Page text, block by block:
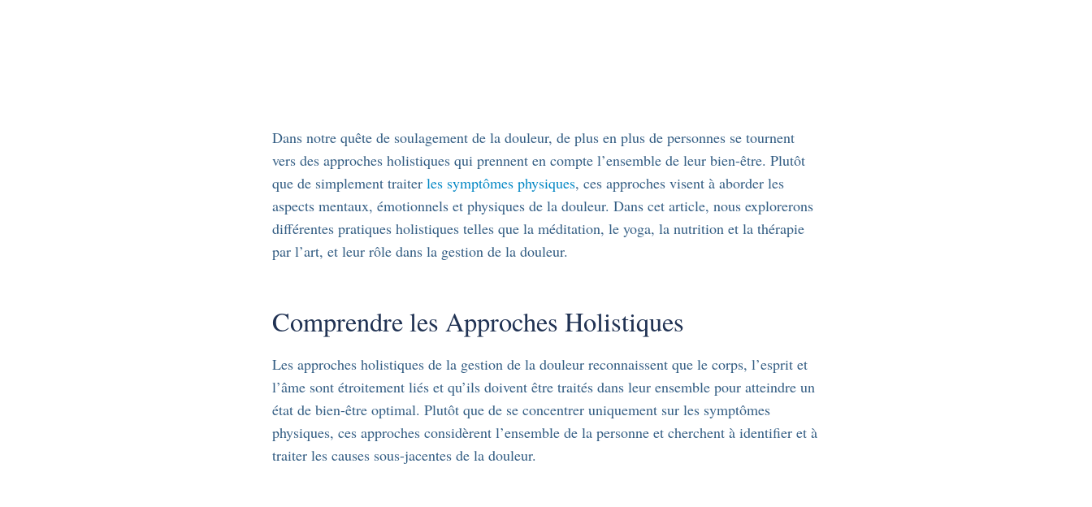
Dans notre quête de soulagement de la douleur, de plus en plus de personnes se tournent
vers des approches holistiques qui prennent en compte l’ensemble de leur bien-être. Plutôt
que de simplement traiter les symptômes physiques, ces approches visent à aborder les
aspects mentaux, émotionnels et physiques de la douleur. Dans cet article, nous explorerons
différentes pratiques holistiques telles que la méditation, le yoga, la nutrition et la thérapie
par l’art, et leur rôle dans la gestion de la douleur.
Comprendre les Approches Holistiques
Les approches holistiques de la gestion de la douleur reconnaissent que le corps, l’esprit et
l’âme sont étroitement liés et qu’ils doivent être traités dans leur ensemble pour atteindre un
état de bien-être optimal. Plutôt que de se concentrer uniquement sur les symptômes
physiques, ces approches considèrent l’ensemble de la personne et cherchent à identifier et à
traiter les causes sous-jacentes de la douleur.